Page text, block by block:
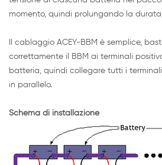
momento, quindi prolungando la
Il cablaggio ACEY-BBM è semplice,
correttamente il BBM ai terminali
batteria, quindi collegare tutti i
in parallelo.
Schema di installazione